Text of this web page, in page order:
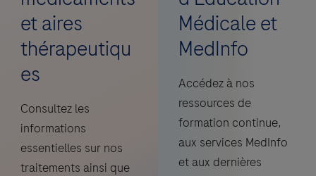
et aires
thérapeutiqu
es
Consultez les
informations
essentielles sur nos
traitements ainsi que
Médicale et
MedInfo
Accédez à nos
ressources de
formation continue,
aux services MedInfo
et aux dernières